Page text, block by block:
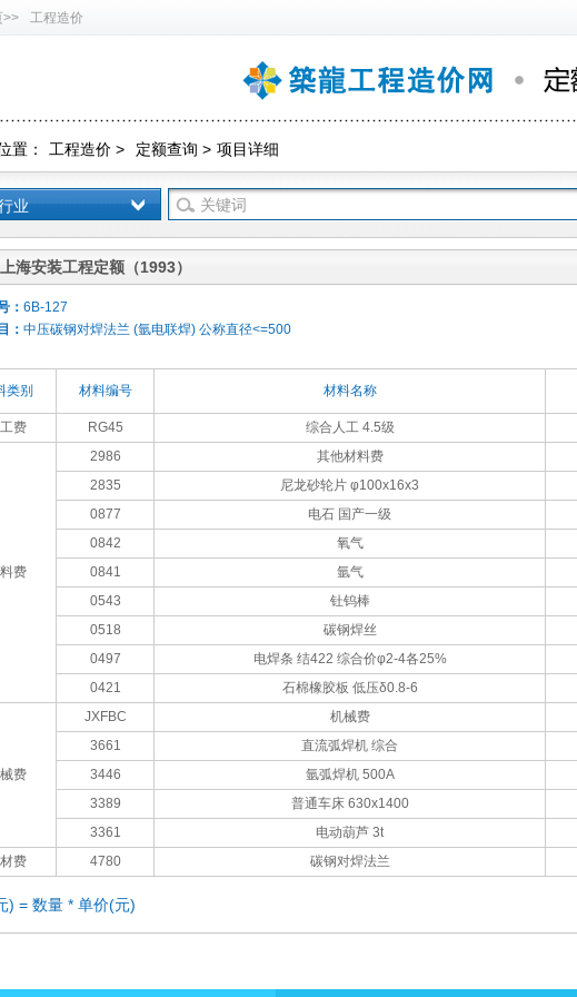
>> 工程造价
置： 工程造价 > 定额查询 > 项目详细
业
上海安装工程定额（1993）
： 6B-127
： 中压碳钢对焊法兰 (氩电联焊) 公称直径<=500
类别 材料编号 材料名称
费 RG45 综合人工 4.5级
费
2986 其他材料费
2835
尼龙砂轮片 φ100x16x3
0877
电石 国产一级
0842
氧气
0841
氩气
0543
钍钨棒
0518
碳钢焊丝
0497
电焊条 结422 综合价φ2-4各25%
0421
石棉橡胶板 低压δ0.8-6
费
JXFBC 机械费
3661
直流弧焊机 综合
3446
氩弧焊机 500A
3389
普通车床 630x1400
3361
电动葫芦 3t
费
4780 碳钢对焊法兰
) = 数量 * 单价(元)